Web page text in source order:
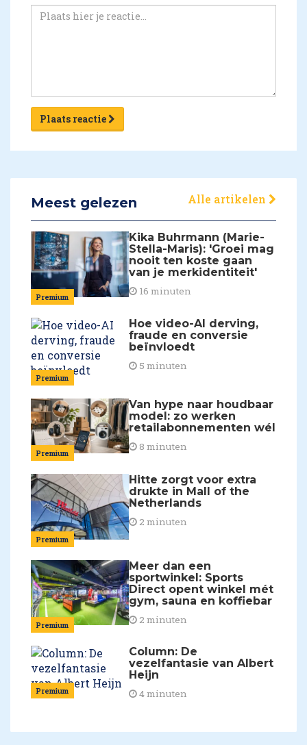
Plaats reactie
Meest gelezen Alle artikelen
Premium
Kika Buhrmann (Marie-
Stella-Maris): 'Groei mag
nooit ten koste gaan
van je merkidentiteit'
16 minuten
Premium
Hoe video-AI derving,
fraude en conversie
beïnvloedt
5 minuten
Premium
Van hype naar houdbaar
model: zo werken
retailabonnementen wél
8 minuten
Premium
Hitte zorgt voor extra
drukte in Mall of the
Netherlands
2 minuten
Premium
Meer dan een
sportwinkel: Sports
Direct opent winkel mét
gym, sauna en koffiebar
2 minuten
Premium
Column: De
vezelfantasie van Albert
Heijn
4 minuten